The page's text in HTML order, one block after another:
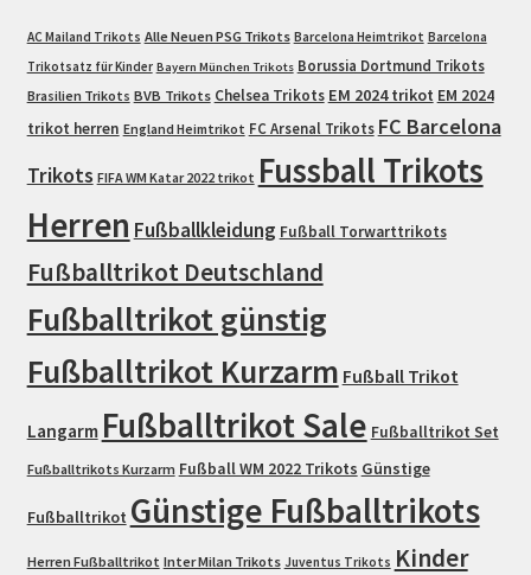
AC Mailand Trikots Alle Neuen PSG Trikots Barcelona Heimtrikot Barcelona
Trikotsatz für Kinder Bayern München Trikots Borussia Dortmund Trikots
Brasilien Trikots BVB Trikots Chelsea Trikots EM 2024 trikot EM 2024
trikot herren England Heimtrikot FC Arsenal Trikots FC Barcelona
Trikots FIFA WM Katar 2022 trikot Fussball Trikots
Herren Fußballkleidung Fußball Torwarttrikots
Fußballtrikot Deutschland
Fußballtrikot günstig
Fußballtrikot Kurzarm Fußball Trikot
Langarm Fußballtrikot Sale Fußballtrikot Set
Fußballtrikots Kurzarm Fußball WM 2022 Trikots Günstige
Fußballtrikot Günstige Fußballtrikots
Herren Fußballtrikot Inter Milan Trikots Juventus Trikots Kinder